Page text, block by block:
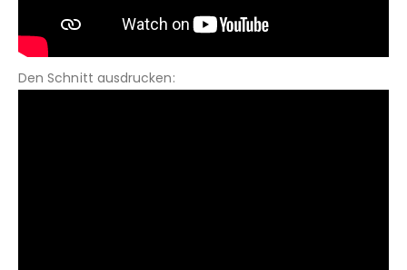
Den Schnitt ausdrucken: